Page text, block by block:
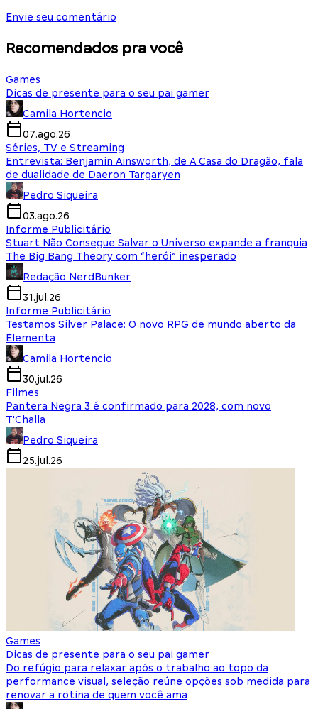
Envie seu comentário
Recomendados pra você
Games
Dicas de presente para o seu pai gamer
Camila Hortencio
07.ago.26
Séries, TV e Streaming
Entrevista: Benjamin Ainsworth, de A Casa do Dragão, fala
de dualidade de Daeron Targaryen
Pedro Siqueira
03.ago.26
Informe Publicitário
Stuart Não Consegue Salvar o Universo expande a franquia
The Big Bang Theory com “herói” inesperado
Redação NerdBunker
31.jul.26
Informe Publicitário
Testamos Silver Palace: O novo RPG de mundo aberto da
Elementa
Camila Hortencio
30.jul.26
Filmes
Pantera Negra 3 é confirmado para 2028, com novo
T'Challa
Pedro Siqueira
25.jul.26
Games
Dicas de presente para o seu pai gamer
Do refúgio para relaxar após o trabalho ao topo da
performance visual, seleção reúne opções sob medida para
renovar a rotina de quem você ama